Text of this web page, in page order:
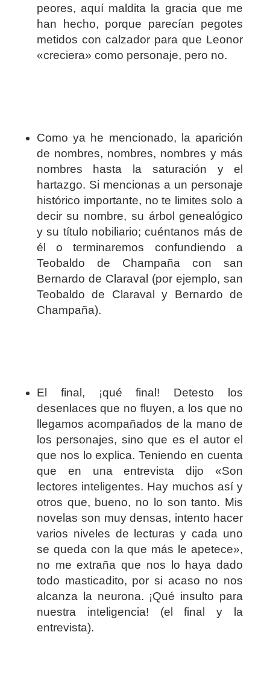
peores, aquí maldita la gracia que me
han hecho, porque parecían pegotes
metidos con calzador para que Leonor
«creciera» como personaje, pero no.
Como ya he mencionado, la aparición
de nombres, nombres, nombres y más
nombres hasta la saturación y el
hartazgo. Si mencionas a un personaje
histórico importante, no te limites solo a
decir su nombre, su árbol genealógico
y su título nobiliario; cuéntanos más de
él o terminaremos confundiendo a
Teobaldo de Champaña con san
Bernardo de Claraval (por ejemplo, san
Teobaldo de Claraval y Bernardo de
Champaña).
El final, ¡qué final! Detesto los
desenlaces que no fluyen, a los que no
llegamos acompañados de la mano de
los personajes, sino que es el autor el
que nos lo explica. Teniendo en cuenta
que en una entrevista dijo «Son
lectores inteligentes. Hay muchos así y
otros que, bueno, no lo son tanto. Mis
novelas son muy densas, intento hacer
varios niveles de lecturas y cada uno
se queda con la que más le apetece»,
no me extraña que nos lo haya dado
todo masticadito, por si acaso no nos
alcanza la neurona. ¡Qué insulto para
nuestra inteligencia! (el final y la
entrevista).